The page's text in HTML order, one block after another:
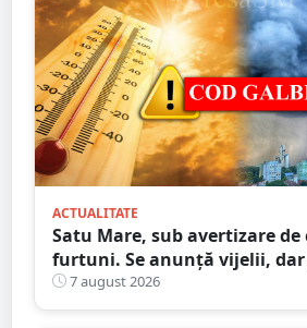
ACTUALITATE
Satu Mare, sub avertizare de
furtuni. Se anunță vijelii, dar
ridicate. Avertizarea ANM
7 august 2026